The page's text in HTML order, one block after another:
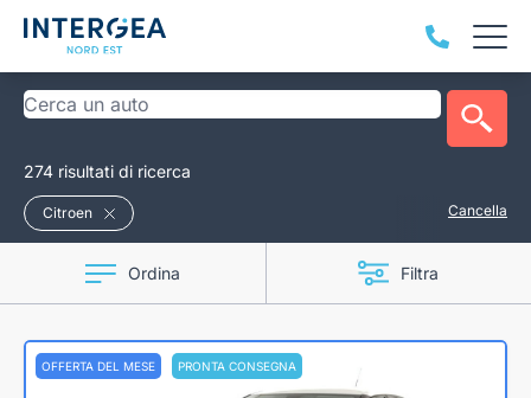
274 risultati di ricerca
Citroen Cancella
Ordina Filtra
OFFERTA DEL MESE PRONTA CONSEGNA